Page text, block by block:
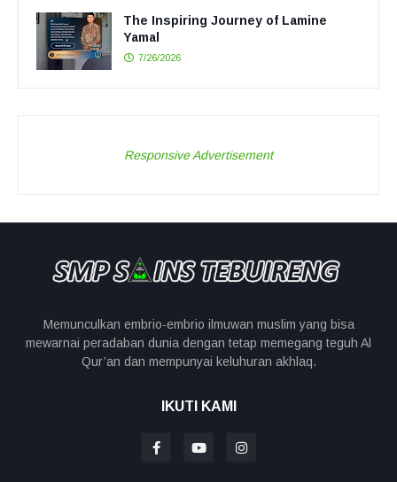
The Inspiring Journey of Lamine
Yamal
7/26/2026
Responsive Advertisement
Memunculkan embrio-embrio ilmuwan muslim yang bisa
mewarnai peradaban dunia dengan tetap memegang teguh Al
Qur’an dan mempunyai keluhuran akhlaq.
IKUTI KAMI